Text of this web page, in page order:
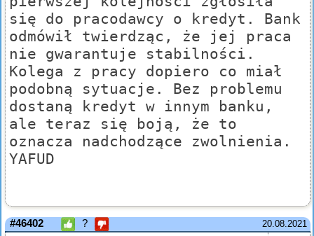
się do pracodawcy o kredyt. Bank
odmówił twierdząc, że jej praca
nie gwarantuje stabilności.
Kolega z pracy dopiero co miał
podobną sytuacje. Bez problemu
dostaną kredyt w innym banku,
ale teraz się boją, że to
oznacza nadchodzące zwolnienia.
YAFUD
20.08.2021
#46402 ?